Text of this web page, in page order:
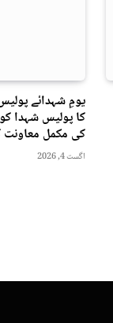
یومِ شہدائے
کا پولیس شہدا
کی مکمل معاونت
اگست 4, 2026